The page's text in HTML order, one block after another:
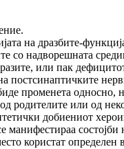
на дразбите-
со надворешната
или пак
постсинаптичките
променета односно,
родителите или од
добиениот
користат определен